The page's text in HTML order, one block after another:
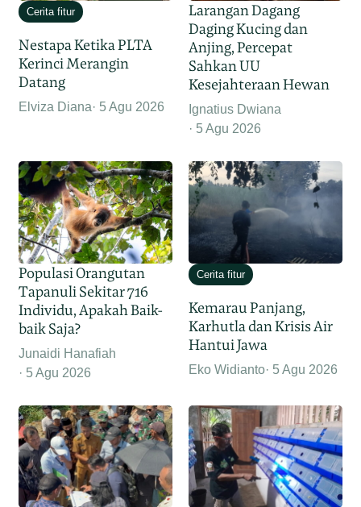
Cerita fitur
Nestapa Ketika PLTA
Kerinci Merangin
Datang
Elviza Diana 5 Agu 2026
Larangan Dagang
Daging Kucing dan
Anjing, Percepat
Sahkan UU
Kesejahteraan Hewan
Ignatius Dwiana
5 Agu 2026
Populasi Orangutan
Tapanuli Sekitar 716
Individu, Apakah Baik-
baik Saja?
Junaidi Hanafiah
5 Agu 2026
Cerita fitur
Kemarau Panjang,
Karhutla dan Krisis Air
Hantui Jawa
Eko Widianto 5 Agu 2026